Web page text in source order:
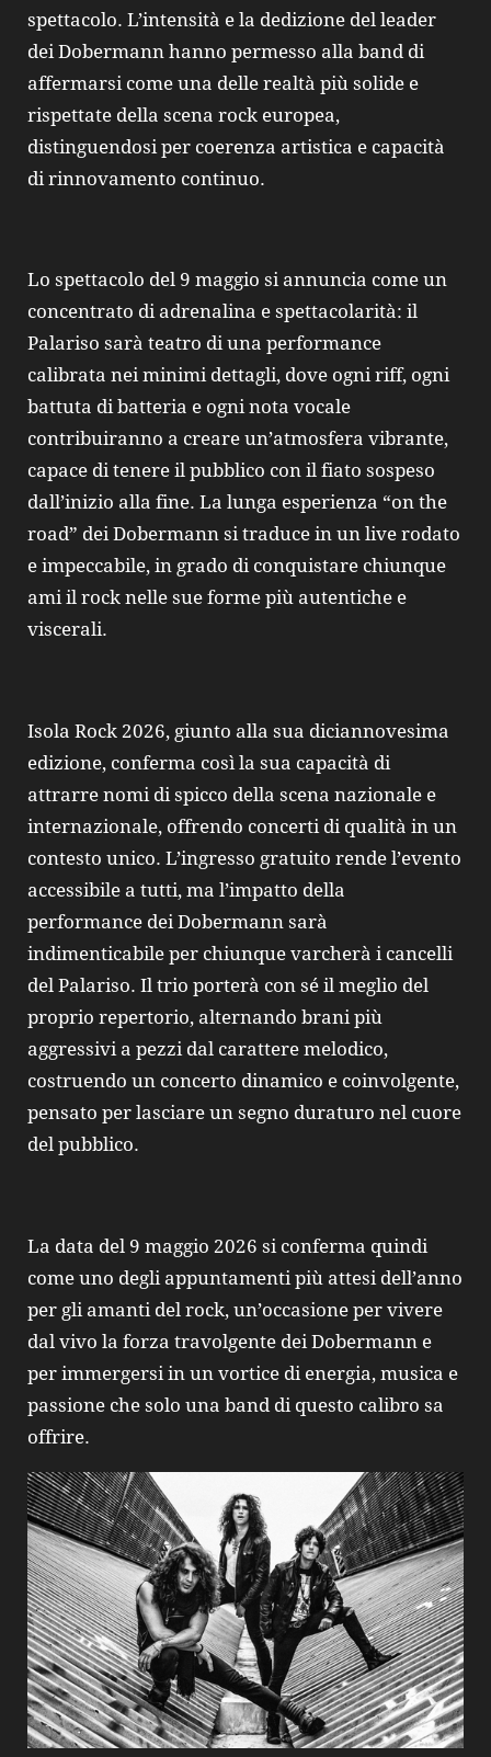
spettacolo. L’intensità e la dedizione del leader
dei Dobermann hanno permesso alla band di
affermarsi come una delle realtà più solide e
rispettate della scena rock europea,
distinguendosi per coerenza artistica e capacità
di rinnovamento continuo.
Lo spettacolo del 9 maggio si annuncia come un
concentrato di adrenalina e spettacolarità: il
Palariso sarà teatro di una performance
calibrata nei minimi dettagli, dove ogni riff, ogni
battuta di batteria e ogni nota vocale
contribuiranno a creare un’atmosfera vibrante,
capace di tenere il pubblico con il fiato sospeso
dall’inizio alla fine. La lunga esperienza “on the
road” dei Dobermann si traduce in un live rodato
e impeccabile, in grado di conquistare chiunque
ami il rock nelle sue forme più autentiche e
viscerali.
Isola Rock 2026, giunto alla sua diciannovesima
edizione, conferma così la sua capacità di
attrarre nomi di spicco della scena nazionale e
internazionale, offrendo concerti di qualità in un
contesto unico. L’ingresso gratuito rende l’evento
accessibile a tutti, ma l’impatto della
performance dei Dobermann sarà
indimenticabile per chiunque varcherà i cancelli
del Palariso. Il trio porterà con sé il meglio del
proprio repertorio, alternando brani più
aggressivi a pezzi dal carattere melodico,
costruendo un concerto dinamico e coinvolgente,
pensato per lasciare un segno duraturo nel cuore
del pubblico.
La data del 9 maggio 2026 si conferma quindi
come uno degli appuntamenti più attesi dell’anno
per gli amanti del rock, un’occasione per vivere
dal vivo la forza travolgente dei Dobermann e
per immergersi in un vortice di energia, musica e
passione che solo una band di questo calibro sa
offrire.